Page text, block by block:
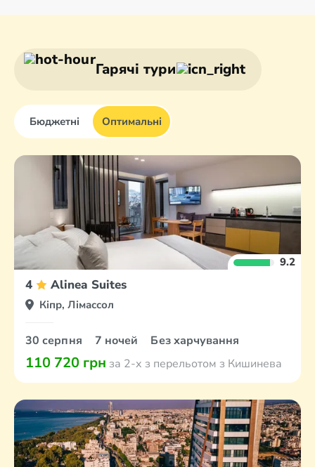
Айя Напа
Кірінія
Ларнака
Лімассол
Гарячі тури
Бюджетні Оптимальні
9.2
4 Alinea Suites
Кіпр, Лімассол
30 серпня 7 ночей Без харчування
110 720 грн за 2-х з перельотом з Кишинева